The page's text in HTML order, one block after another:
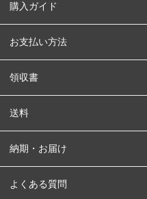
購入ガイド
お支払い方法
領収書
送料
納期・お届け
よくある質問